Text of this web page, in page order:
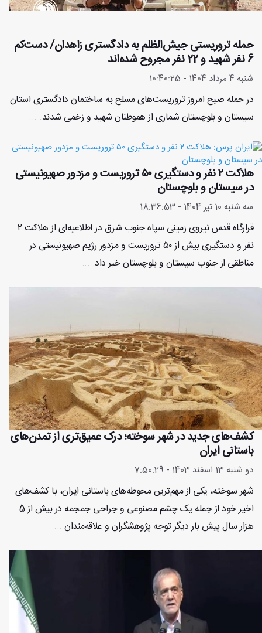
حمله تروریستی جیش‌الظلم به دادگستری زاهدان/ دست‌کم
6 نفر شهید و 22 نفر مجروح شده‌اند
شنبه 4 مرداد 1404 - 10:40:25
در حمله صبح امروز تروریست‌های مسلح به ساختمان دادگستری استان
سیستان و بلوچستان شماری از هموطنان شهید و زخمی شدند. ...
هلاکت ۲ نفر و دستگیری ۵۰ تروریست و مزدور صهیونیستی
در سیستان و بلوچستان
سه شنبه 10 تیر 1404 - 18:36:53
قرارگاه قدس نیروی زمینی سپاه جنوب شرق در اطلاعیه‌ای از هلاکت ۲
نفر و دستگیری بیش‌ از ۵۰ تروریست و مزدور رژیم صهیونیستی در
مناطقی از جنوب سیستان و بلوچستان خبر داد. ...
کشف‌های جدید در شهر سوخته؛ درک عمیق‌تری از تمدن‌های
باستانی ایران
دو شنبه 13 اسفند 1403 - 7:50:29
شهر سوخته، یکی از مهم‌ترین محوطه‌های باستانی ایران، با کشف‌های
اخیر خود از جمله یک چشم مصنوعی و جراحی جمجمه در بیش از 5
هزار سال پیش بار دیگر توجه پژوهشگران و علاقه‌مندان ...